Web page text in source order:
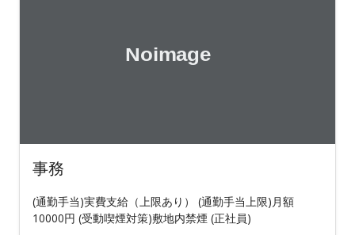
事務
(通勤手当)実費支給（上限あり） (通勤手当上限)月額
10000円 (受動喫煙対策)敷地内禁煙 (正社員)